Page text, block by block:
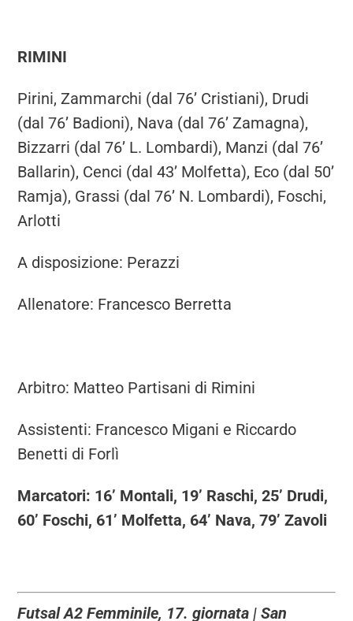
RIMINI
Pirini, Zammarchi (dal 76’ Cristiani), Drudi
(dal 76’ Badioni), Nava (dal 76’ Zamagna),
Bizzarri (dal 76’ L. Lombardi), Manzi (dal 76’
Ballarin), Cenci (dal 43’ Molfetta), Eco (dal 50’
Ramja), Grassi (dal 76’ N. Lombardi), Foschi,
Arlotti
A disposizione: Perazzi
Allenatore: Francesco Berretta
Arbitro: Matteo Partisani di Rimini
Assistenti: Francesco Migani e Riccardo
Benetti di Forlì
Marcatori: 16’ Montali, 19’ Raschi, 25’ Drudi,
60’ Foschi, 61’ Molfetta, 64’ Nava, 79’ Zavoli
Futsal A2 Femminile, 17. giornata | San